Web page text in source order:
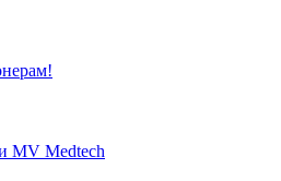
MV Medtech